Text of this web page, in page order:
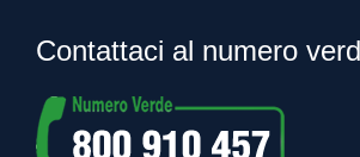
Contattaci al numero